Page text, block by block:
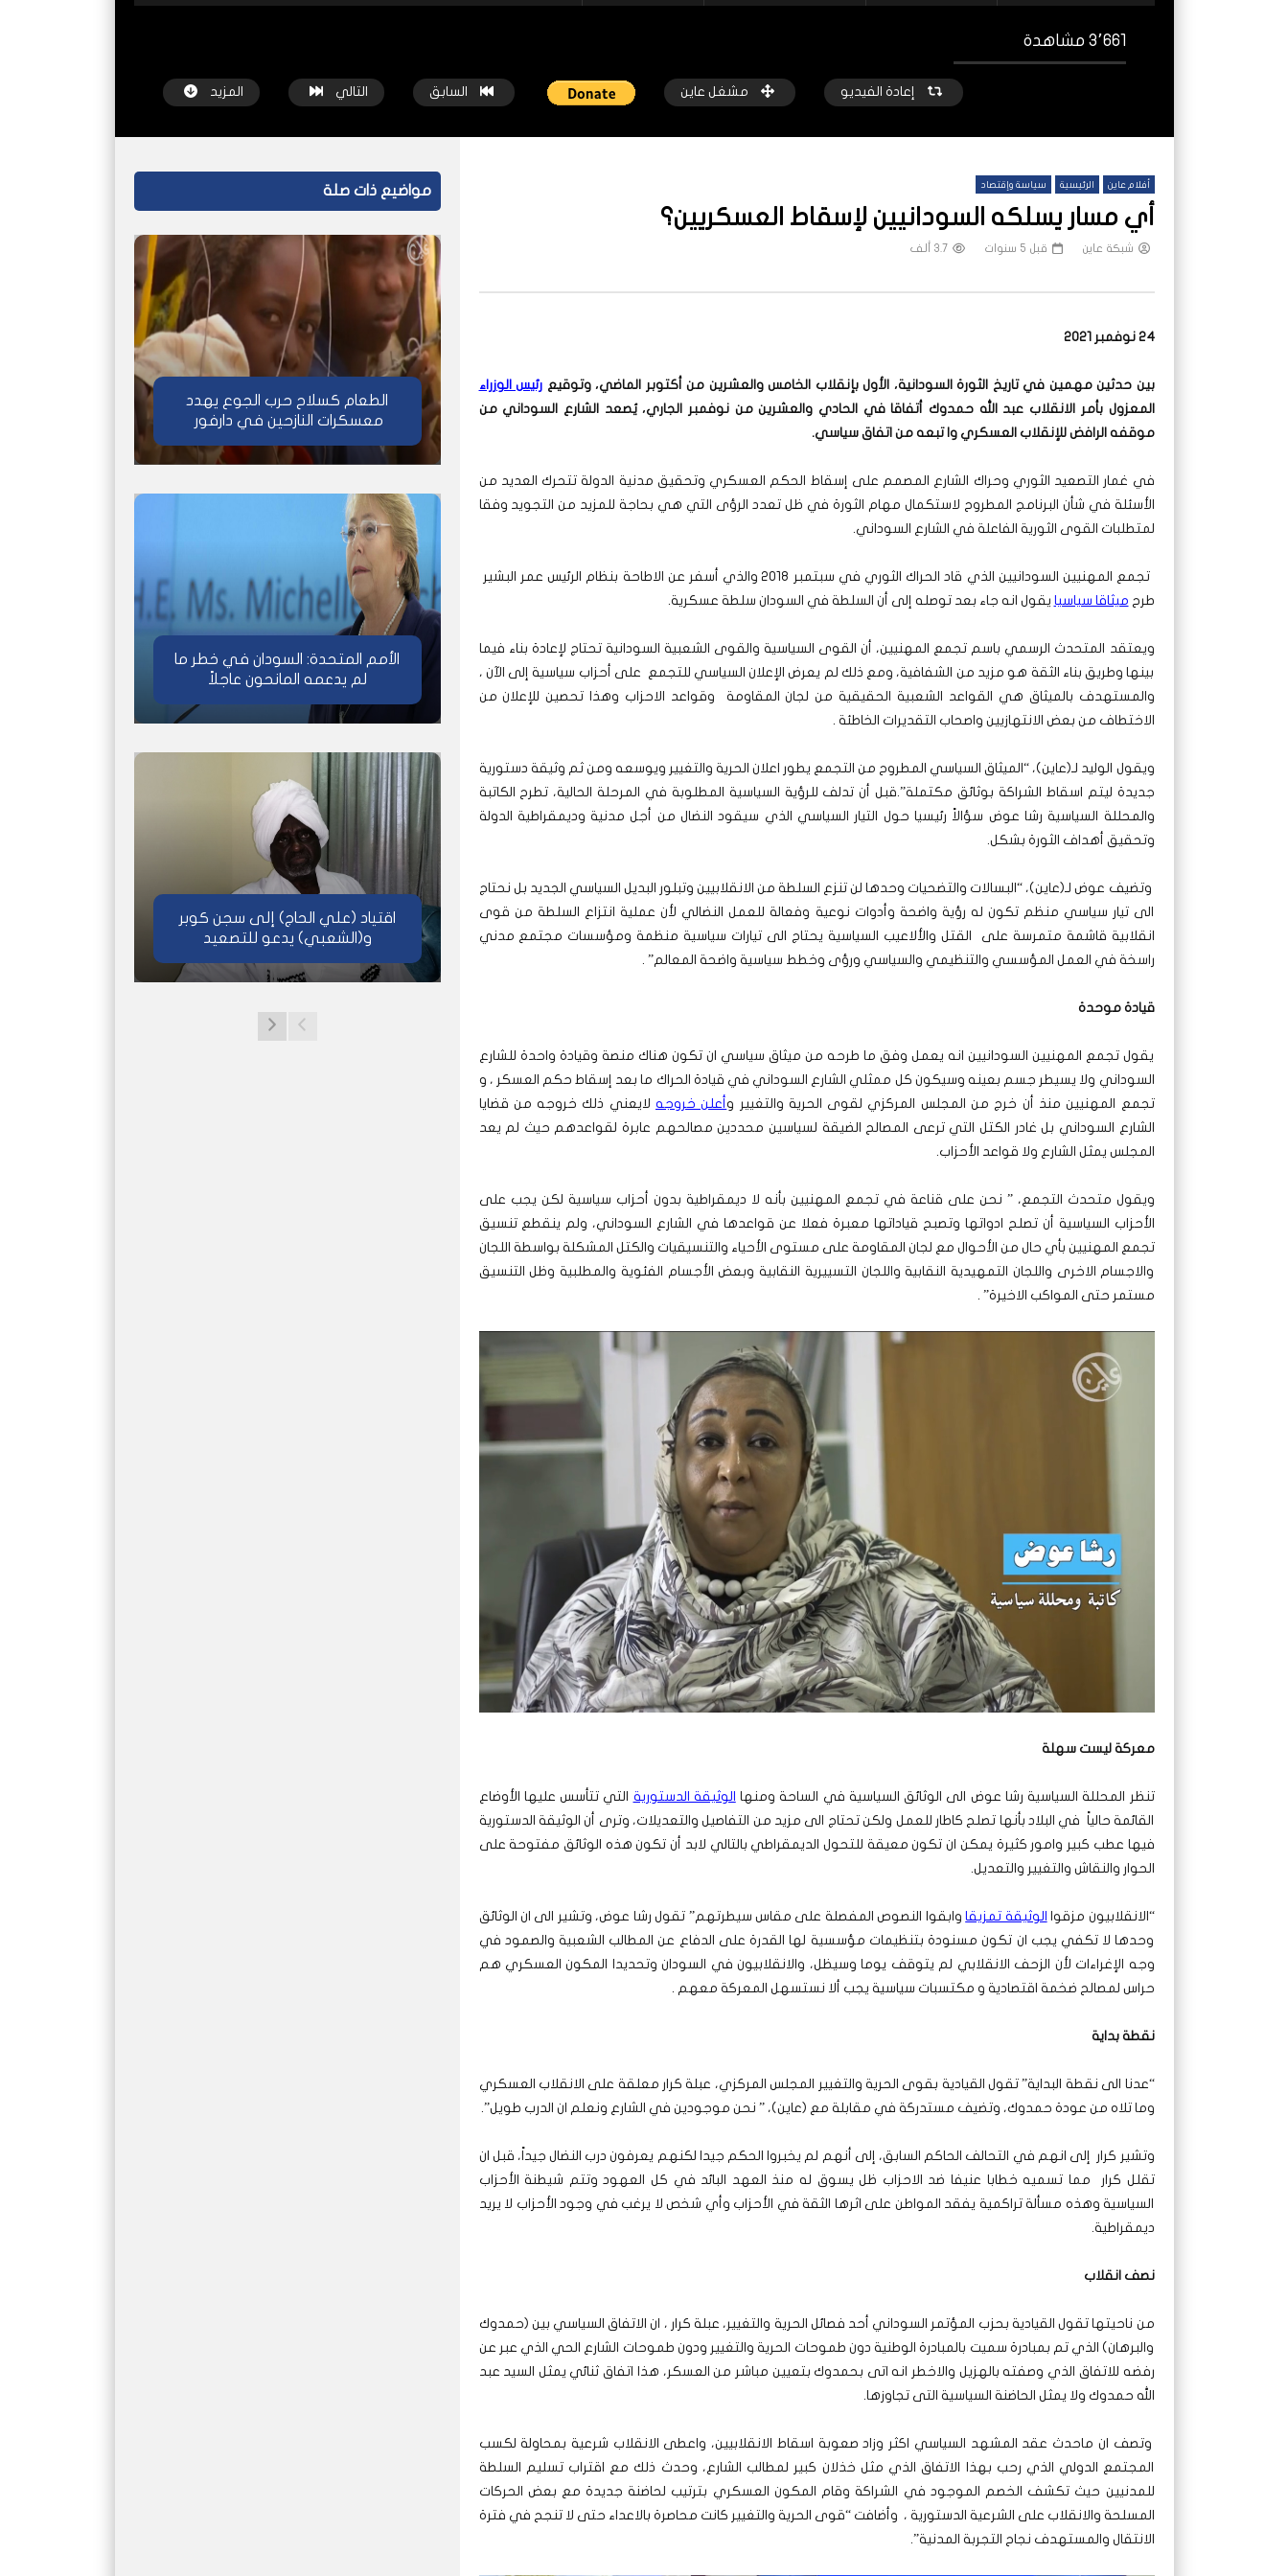
3٬661 مشاهدة
إعادة الفيديو مشغل عاين السابق التالي المزيد
شاهد لاحقاً
بجنوب الخرطوم
شاهد لاحقاً شاهد لاحقاً
الأمل والصمود غرف طوارئ السودان تفوز
رحلات فرار قاسية للسودانيين عبر صحراء ليبيا
شبكة عاين قبل سنة واحدة
أفلام عاين الرئيسية سياسة وإقتصاد
أي مسار يسلكه السودانيين لإسقاط العسكريين؟
شبكة عاين قبل 5 سنوات 3.7 ألف
24 نوفمبر 2021
بين حدثين مهمين في تاريخ الثورة السودانية، الأول بإنقلاب الخامس والعشرين من أكتوبر الماضي، وتوقيع رئيس الوزراء
المعزول بأمر الانقلاب عبد الله حمدوك أتفاقا في الحادي والعشرين من نوفمبر الجاري، يُصعد الشارع السوداني من
موقفه الرافض للإنقلاب العسكري وا تبعه من اتفاق سياسي.
في غمار التصعيد الثوري وحراك الشارع المصمم على إسقاط الحكم العسكري وتحقيق مدنية الدولة تتحرك العديد من
الأسئلة في شأن البرنامج المطروح لاستكمال مهام الثورة في ظل تعدد الرؤى التي هي بحاجة للمزيد من التجويد وفقا
لمتطلبات القوى الثورية الفاعلة في الشارع السوداني.
تجمع المهنيين السودانيين الذي قاد الحراك الثوري في سبتمبر 2018 والذي أسفر عن الاطاحة بنظام الرئيس عمر البشير
طرح ميثاقا سياسيا يقول انه جاء بعد توصله إلى أن السلطة في السودان سلطة عسكرية.
ويعتقد المتحدث الرسمي باسم تجمع المهنيين، أن القوى السياسية والقوى الشعبية السودانية تحتاج لإعادة بناء فيما
بينها وطريق بناء الثقة هو مزيد من الشفافية، ومع ذلك لم يعرض الإعلان السياسي للتجمع على أحزاب سياسية إلى الآن ،
والمستهدف بالميثاق هي القواعد الشعبية الحقيقية من لجان المقاومة وقواعد الاحزاب وهذا تحصين للإعلان من
الاختطاف من بعض الانتهازيين واصحاب التقديرات الخاطئة .
ويقول الوليد لـ(عاين)، “الميثاق السياسي المطروح من التجمع يطور اعلان الحرية والتغيير ويوسعه ومن ثم وثيقة دستورية
جديدة ليتم اسقاط الشراكة بوثائق مكتملة”.قبل أن تدلف للرؤية السياسية المطلوبة في المرحلة الحالية، تطرح الكاتبة
والمحللة السياسية رشا عوض سؤالاً رئيسيا حول التيار السياسي الذي سيقود النضال من أجل مدنية وديمقراطية الدولة
وتحقيق أهداف الثورة بشكل.
وتضيف عوض لـ(عاين)، “البسالات والتضحيات وحدها لن تنزع السلطة من الانقلابيين وتبلور البديل السياسي الجديد بل نحتاج
الى تيار سياسي منظم تكون له رؤية واضحة وأدوات نوعية وفعالة للعمل النضالي لأن عملية انتزاع السلطة من قوى
انقلابية قاشمة متمرسة على القتل والألاعيب السياسية يحتاج الى تيارات سياسية منظمة ومؤسسات مجتمع مدني
راسخة في العمل المؤسسي والتنظيمي والسياسي ورؤى وخطط سياسية واضحة المعالم” .
قيادة موحدة
يقول تجمع المهنيين السودانيين انه يعمل وفق ما طرحه من ميثاق سياسي ان تكون هناك منصة وقيادة واحدة للشارع
السوداني ولا يسيطر جسم بعينه وسيكون كل ممثلي الشارع السوداني في قيادة الحراك ما بعد إسقاط حكم العسكر ، و
تجمع المهنيين منذ أن خرج من المجلس المركزي لقوى الحرية والتغيير وأعلن خروجه لايعني ذلك خروجه من قضايا
الشارع السوداني بل غادر الكتل التي ترعى المصالح الضيقة لسياسين محددين مصالحهم عابرة لقواعدهم حيث لم يعد
المجلس يمثل الشارع ولا قواعد الأحزاب.
ويقول متحدث التجمع، ” نحن على قناعة في تجمع المهنيين بأنه لا ديمقراطية بدون أحزاب سياسية لكن يجب على
الأحزاب السياسية أن تصلح ادواتها وتصبح قياداتها معبرة فعلا عن قواعدها في الشارع السوداني، ولم ينقطع تنسيق
تجمع المهنيين بأي حال من الأحوال مع لجان المقاومة على مستوى الأحياء والتنسيقيات والكتل المشكلة بواسطة اللجان
والاجسام الاخرى واللجان التمهيدية النقابية واللجان التسييرية النقابية وبعض الأجسام الفئوية والمطلبية وظل التنسيق
مستمر حتى المواكب الاخيرة” .
معركة ليست سهلة
تنظر المحللة السياسية رشا عوض الى الوثائق السياسية في الساحة ومنها الوثيقة الدستورية التي تتأسس عليها الأوضاع
القائمة حالياً في البلاد بأنها تصلح كاطار للعمل ولكن تحتاج الى مزيد من التفاصيل والتعديلات، وترى أن الوثيقة الدستورية
فيها عطب كبير وامور كثيرة يمكن ان تكون معيقة للتحول الديمقراطي بالتالي لابد أن تكون هذه الوثائق مفتوحة على
الحوار والنقاش والتغيير والتعديل.
“الانقلابيون مزقوا الوثيقة تمزيقاوابقوا النصوص المفصلة على مقاس سيطرتهم” تقول رشا عوض، وتشير الى ان الوثائق
وحدها لا تكفي يجب ان تكون مسنودة بتنظيمات مؤسسية لها القدرة على الدفاع عن المطالب الشعبية والصمود في
وجه الإغراءات لأن الزحف الانقلابي لم يتوقف يوما وسيظل، والانقلابيون في السودان وتحديدا المكون العسكري هم
حراس لمصالح ضخمة اقتصادية و مكتسبات سياسية يجب ألا نستسهل المعركة معهم .
نقطة بداية
“عدنا الى نقطة البداية” تقول القيادية بقوى الحرية والتغيير المجلس المركزي، عبلة كرار معلقة على الانقلاب العسكري
وما تلاه من عودة حمدوك، وتضيف مستدركة في مقابلة مع (عاين)، ” نحن موجودين في الشارع ونعلم ان الدرب طويل”.
وتشير كرار إلى انهم في التحالف الحاكم السابق، إلى أنهم لم يخبروا الحكم جيدا لكنهم يعرفون درب النضال جيداً، قبل ان
تقلل كرار مما تسميه خطابا عنيفا ضد الاحزاب ظل يسوق له منذ العهد البائد في كل العهود وتتم شيطنة الأحزاب
السياسية وهذه مسألة تراكمية يفقد المواطن على اثرها الثقة في الأحزاب وأي شخص لا يرغب في وجود الأحزاب لا يريد
ديمقراطية.
نصف انقلاب
من ناحيتها تقول القيادية بحزب المؤتمر السوداني أحد فصائل الحرية والتغيير، عبلة كرار ، ان الاتفاق السياسي بين (حمدوك
والبرهان) الذي تم بمبادرة سميت بالمبادرة الوطنية دون طموحات الحرية والتغيير ودون طموحات الشارع الحي الذي عبر عن
رفضه للاتفاق الذي وصفته بالهزيل والاخطر انه اتى بحمدوك بتعيين مباشر من العسكر، هذا اتفاق ثنائي يمثل السيد عبد
الله حمدوك ولا يمثل الحاضنة السياسية التى تجاوزها.
وتصف ان ماحدث عقد المشهد السياسي اكثر وزاد صعوبة اسقاط الانقلابيين، واعطى الانقلاب شرعية بمحاولة لكسب
المجتمع الدولي الذي رحب بهذا الاتفاق الذي مثل خذلان كبير لمطالب الشارع، وحدث ذلك مع اقتراب تسليم السلطة
للمدنيين حيث تكشف الخصم الموجود في الشراكة وقام المكون العسكري بترتيب لحاضنة جديدة مع بعض الحركات
المسلحة والانقلاب على الشرعية الدستورية ، وأضافت “قوى الحرية والتغيير كانت محاصرة بالاعداء حتى لا تنجح في فترة
الانتقال والمستهدف نجاح التجربة المدنية”.
مواضيع ذات صلة
الطعام كسلاح حرب الجوع يهدد
معسكرات النازحين في دارفور
الأمم المتحدة: السودان في خطر ما
لم يدعمه المانحون عاجلاً
اقتياد (علي الحاج) إلى سجن كوبر
و(الشعبي) يدعو للتصعيد